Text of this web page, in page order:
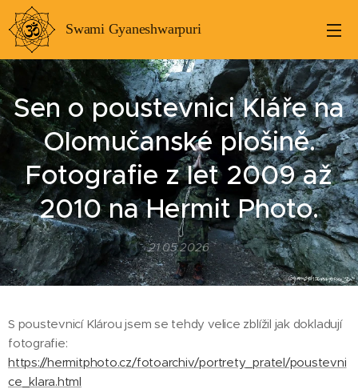
Swami Gyaneshwarpuri
Sen o poustevnici Kláře na
Olomučanské plošině.
Fotografie z let 2009 až
2010 na Hermit Photo.
21.05.2026
S poustevnicí Klárou jsem se tehdy velice zblížil jak dokladují
fotografie:
https://hermitphoto.cz/fotoarchiv/portrety_pratel/poustevni
ce_klara.html